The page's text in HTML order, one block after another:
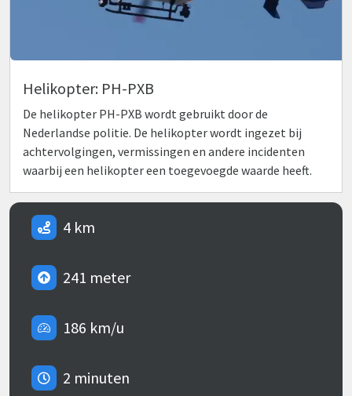
Helikopter: PH-PXB
De helikopter PH-PXB wordt gebruikt door de
Nederlandse politie. De helikopter wordt ingezet bij
achtervolgingen, vermissingen en andere incidenten
waarbij een helikopter een toegevoegde waarde heeft.
4 km
241 meter
186 km/u
2 minuten